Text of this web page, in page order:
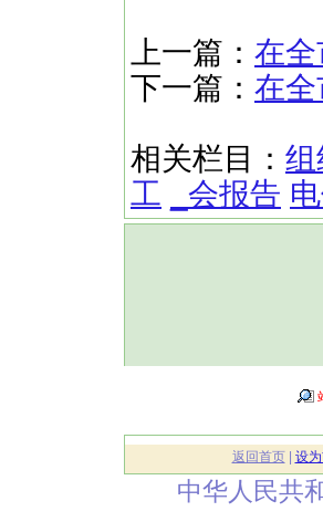
上一篇： 在
下一篇： 在
相关栏目： 组
工
_会报告
返回首页| 设
中华人民共